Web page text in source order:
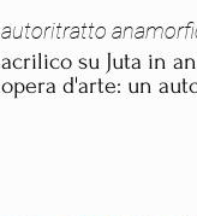
autoritratto
acrilico su Juta in
opera d'arte: un